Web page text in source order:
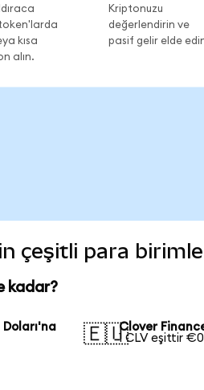
kısa
alın.
Kriptonuzu
değerlendirin ve
pasif gelir elde
çeşitli para
kadar?
🇪🇺Clover
1 CLV eşittir